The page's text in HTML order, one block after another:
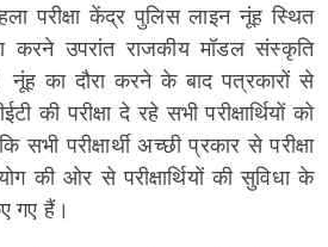
परीक्षा केंद्र पुलिस लाइन नूंह स्थित
करने उपरांत राजकीय मॉडल संस्कृति
का दौरा करने के बाद पत्रकारों से
की परीक्षा दे रहे सभी परीक्षार्थियों को
परीक्षार्थी अच्छी प्रकार से परीक्षा
की ओर से परीक्षार्थियों की सुविधा के
गए हैं।